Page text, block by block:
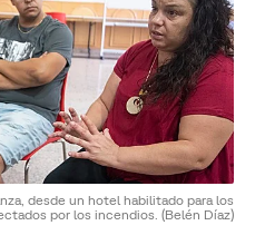
desde un hotel habilitado para los
por los incendios. (Belén Díaz)